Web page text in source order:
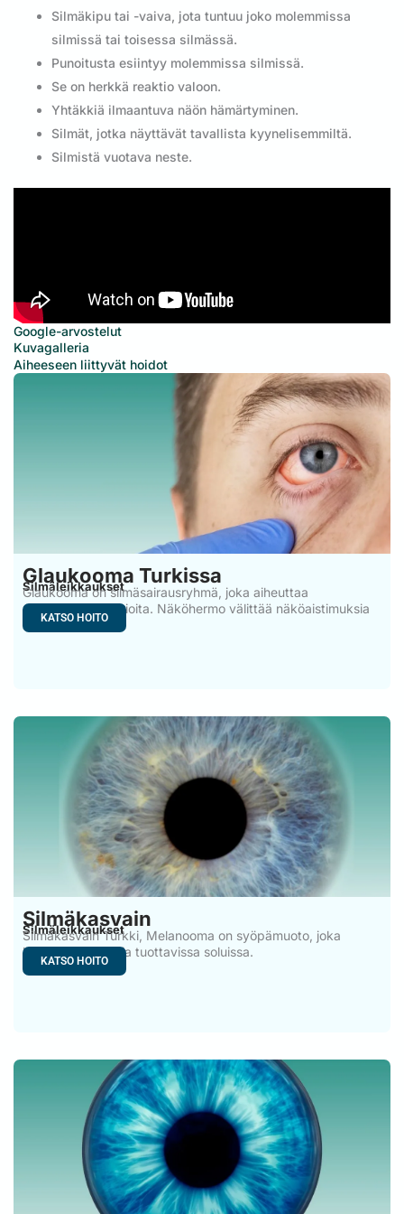
Silmäkipu tai -vaiva, jota tuntuu joko molemmissa
silmissä tai toisessa silmässä.
Punoitusta esiintyy molemmissa silmissä.
Se on herkkä reaktio valoon.
Yhtäkkiä ilmaantuva näön hämärtyminen.
Silmät, jotka näyttävät tavallista kyynelisemmiltä.
Silmistä vuotava neste.
Google-arvostelut
Kuvagalleria
Aiheeseen liittyvät hoidot
Glaukooma Turkissa
Silmäleikkaukset
Glaukooma on silmäsairausryhmä, joka aiheuttaa
näköhermon vaurioita. Näköhermo välittää näköaistimuksia
KATSO HOITO
Silmäkasvain
Silmäleikkaukset
Silmäkasvain Turkki, Melanooma on syöpämuoto, joka
kehittyy melaniinia tuottavissa soluissa.
KATSO HOITO